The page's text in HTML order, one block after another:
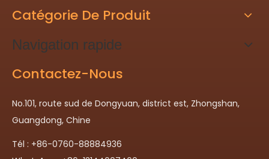
Catégorie De Produit
Navigation rapide
Contactez-Nous
No.101, route sud de Dongyuan, district est, Zhongshan,
Guangdong, Chine
Tél : +86-0760-88884936